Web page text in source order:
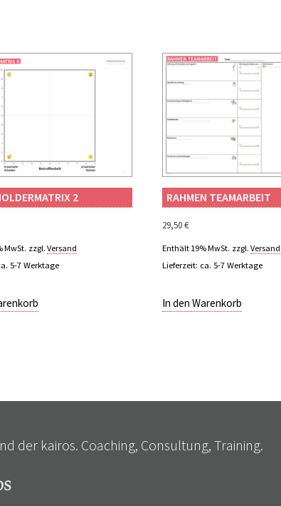
2
MwSt. zzgl. Versand
5-7 Werktage
RAHMEN TEAMARBEIT
29,50€
Enthält 19% MwSt. zzgl.Versand
Lieferzeit: ca. 5-7 Werktage
In den Warenkorb
der kairos. Coaching, Consultung, Training.